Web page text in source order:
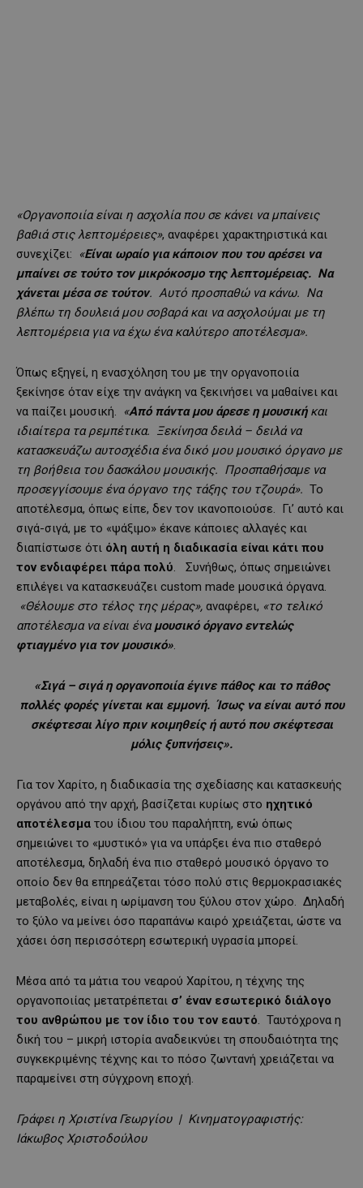
«Οργανοποιία είναι η ασχολία που σε κάνει να μπαίνεις
βαθιά στις λεπτομέρειες», αναφέρει χαρακτηριστικά και
συνεχίζει:
«Είναι ωραίο για κάποιον που του αρέσει να
μπαίνει σε τούτο τον μικρόκοσμο της λεπτομέρειας. Να
χάνεται μέσα σε τούτον. Αυτό προσπαθώ να κάνω. Να
βλέπω τη δουλειά μου σοβαρά και να ασχολούμαι με τη
λεπτομέρεια για να έχω ένα καλύτερο αποτέλεσμα».
Όπως εξηγεί, η ενασχόληση του με την οργανοποιία
ξεκίνησε όταν είχε την ανάγκη να ξεκινήσει να μαθαίνει και
να παίζει μουσική.
«Από πάντα μου άρεσε η μουσικήκαι
ιδιαίτερα τα ρεμπέτικα. Ξεκίνησα δειλά – δειλά να
κατασκευάζω αυτοσχέδια ένα δικό μου μουσικό όργανο με
τη βοήθεια του δασκάλου μουσικής. Προσπαθήσαμε να
προσεγγίσουμε ένα όργανο της τάξης του τζουρά». Το
αποτέλεσμα, όπως είπε, δεν τον ικανοποιούσε. Γι’ αυτό και
σιγά-σιγά, με το «ψάξιμο» έκανε κάποιες αλλαγές και
διαπίστωσε ότι όλη αυτή η διαδικασία είναι κάτι που
τον ενδιαφέρει πάρα πολύ. Συνήθως, όπως σημειώνει
επιλέγει να κατασκευάζει custom made μουσικά όργανα.
«Θέλουμε στο τέλος της μέρας», αναφέρει, «το τελικό
αποτέλεσμα να είναι έναμουσικό όργανο εντελώς
φτιαγμένο για τον μουσικό».
«Σιγά – σιγά η οργανοποιία έγινε πάθος και το πάθος
πολλές φορές γίνεται και εμμονή. Ίσως να είναι αυτό που
σκέφτεσαι λίγο πριν κοιμηθείς ή αυτό που σκέφτεσαι
μόλις ξυπνήσεις».
Για τον Χαρίτο, η διαδικασία της σχεδίασης και κατασκευής
οργάνου από την αρχή, βασίζεται κυρίως στο ηχητικό
αποτέλεσμα του ίδιου του παραλήπτη, ενώ όπως
σημειώνει το «μυστικό» για να υπάρξει ένα πιο σταθερό
αποτέλεσμα, δηλαδή ένα πιο σταθερό μουσικό όργανο το
οποίο δεν θα επηρεάζεται τόσο πολύ στις θερμοκρασιακές
μεταβολές, είναι η ωρίμανση του ξύλου στον χώρο. Δηλαδή
το ξύλο να μείνει όσο παραπάνω καιρό χρειάζεται, ώστε να
χάσει όση περισσότερη εσωτερική υγρασία μπορεί.
Μέσα από τα μάτια του νεαρού Χαρίτου, η τέχνης της
οργανοποιίας μετατρέπεται σ’ έναν εσωτερικό διάλογο
του ανθρώπου με τον ίδιο του τον εαυτό. Ταυτόχρονα η
δική του – μικρή ιστορία αναδεικνύει τη σπουδαιότητα της
συγκεκριμένης τέχνης και το πόσο ζωντανή χρειάζεται να
παραμείνει στη σύγχρονη εποχή.
Γράφει η Χριστίνα Γεωργίου | Κινηματογραφιστής:
Ιάκωβος Χριστοδούλου